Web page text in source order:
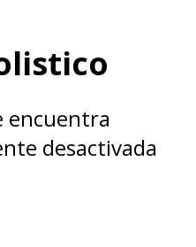
encuentra
desactivada